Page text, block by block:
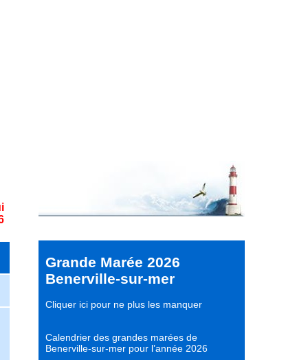
Grande Marée 2026
Benerville-sur-mer
Cliquer ici pour ne plus les manquer
Calendrier des grandes marées de
Benerville-sur-mer pour l’année 2026